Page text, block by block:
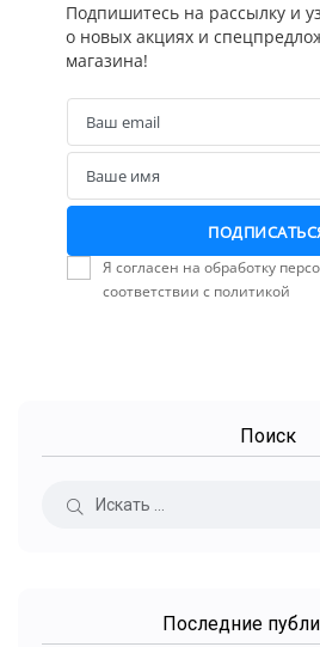
Подпишитесь на рассылку и
о новых акциях и
магазина!
Email
Ваш email
Name
Ваше имя
Я согласен на обработку
соответствии с политикой
Поиск
Последние